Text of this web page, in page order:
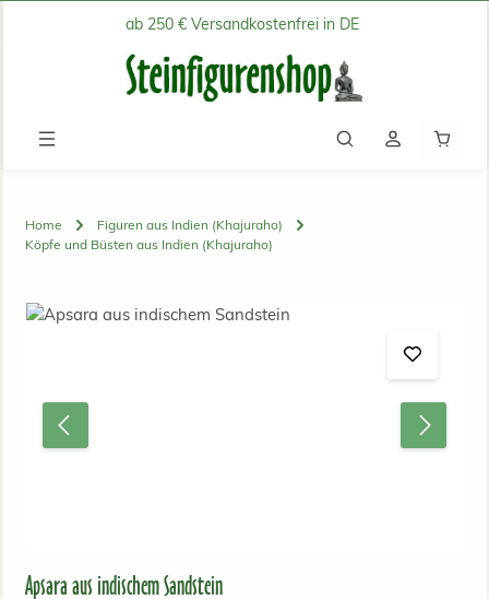
Zum Hauptinhalt springenab 250 € Versandkostenfrei in DE
Home
Figuren aus Indien (Khajuraho)
Köpfe und Büsten aus Indien (Khajuraho)
Bildergalerie überspringen
Apsara aus indischem Sandstein